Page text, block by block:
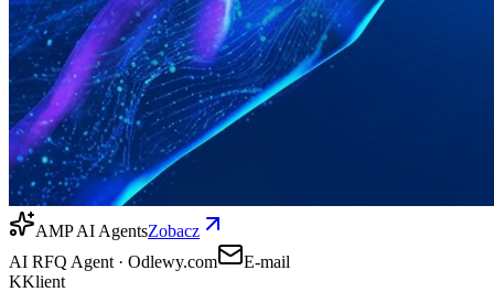
AMP AI AgentsZobacz
AI RFQ Agent · Odlewy.com
E-mail
KKlient